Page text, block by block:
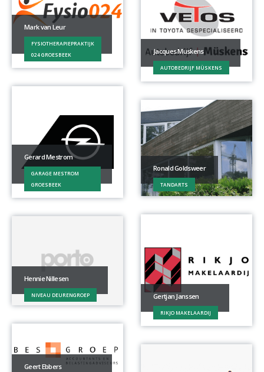
Mark van Leur
FYSIOTHERAPIEPRAKTIJK
024 GROESBEEK
Jacques Muskens
AUTOBEDRIJF MÜSKENS
Gerard Mestrom
GARAGE MESTROM
GROESBEEK
Ronald Goldsweer
TANDARTS
Gertjan Janssen
RIKJO MAKELAARDIJ
Hennie Nillesen
NIVEAU DEURENGROEP
Geert Ebbers